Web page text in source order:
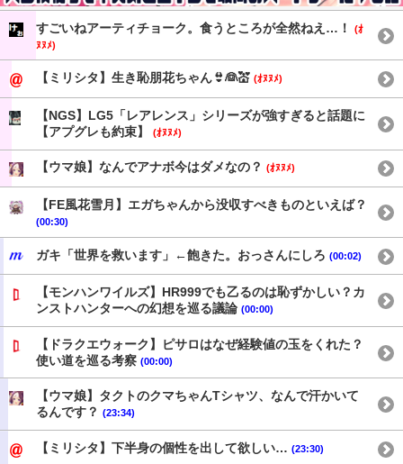
すごいねアーティチョーク。食うところが全然ねえ…！
(ｵ
ﾇﾇﾒ)
【ミリシタ】生き恥朋花ちゃん👙👰💒 (ｵﾇﾇﾒ)
【NGS】LG5「レアレンス」シリーズが強すぎると話題に
【アプグレも約束】
(ｵﾇﾇﾒ)
【ウマ娘】なんでアナボ今はダメなの？ (ｵﾇﾇﾒ)
【FE風花雪月】エガちゃんから没収すべきものといえば？
(00:30)
ガキ「世界を救います」←飽きた。おっさんにしろ (00:02)
【モンハンワイルズ】HR999でも乙るのは恥ずかしい？カ
ンストハンターへの幻想を巡る議論 (00:00)
【ドラクエウォーク】ピサロはなぜ経験値の玉をくれた？
使い道を巡る考察 (00:00)
【ウマ娘】タクトのクマちゃんTシャツ、なんで汗かいて
るんです？ (23:34)
【ミリシタ】下半身の個性を出して欲しい… (23:30)